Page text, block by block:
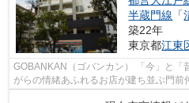
半蔵門線 「
築22年
東京都江東
GOBANKAN（ゴバンカン） 「今」と「昔」の融合する地「門前仲町」 昔な
がらの情緒あふれるお店が建ち並ぶ門